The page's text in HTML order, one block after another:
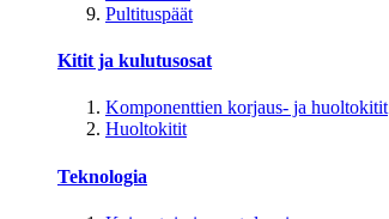
Pultituspäät
Kitit ja kulutusosat
Komponenttien korjaus- ja huoltokitit
Huoltokitit
Teknologia